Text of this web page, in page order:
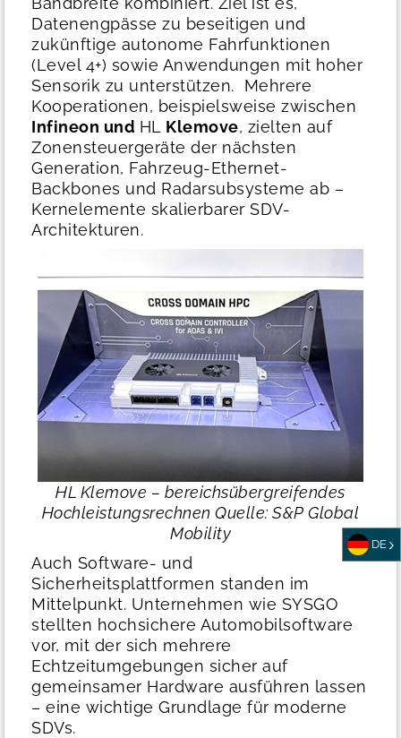
Datenengpässe zu beseitigen und
zukünftige autonome Fahrfunktionen
(Level 4+) sowie Anwendungen mit hoher
Sensorik zu unterstützen.
Mehrere
Kooperationen, beispielsweise zwischen
Infineon und HL Klemove, zielten auf
Zonensteuergeräte der nächsten
Generation, Fahrzeug-Ethernet-
Backbones und Radarsubsysteme ab –
Kernelemente skalierbarer SDV-
Architekturen.
HL Klemove – bereichsübergreifendes
HochleistungsrechnenQuelle: S&P Global
Mobility
Auch Software- und
Sicherheitsplattformen standen im
Mittelpunkt. Unternehmen wie SYSGO
stellten hochsichere Automobilsoftware
vor, mit der sich mehrere
Echtzeitumgebungen sicher auf
gemeinsamer Hardware ausführen lassen
– eine wichtige Grundlage für moderne
SDVs.
DE